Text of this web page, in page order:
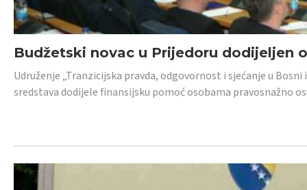
Budžetski novac u Prijedoru dodijeljen
Udruženje „Tranzicijska pravda, odgovornost i sjećanje u
sredstava dodijele finansijsku pomoć osobama pravosnažno